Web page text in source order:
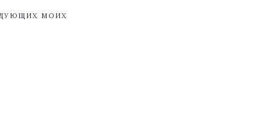
МОИХ